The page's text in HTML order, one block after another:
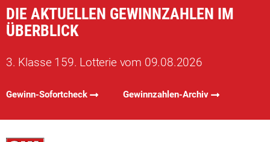
DIE AKTUELLEN GEWINNZAHLEN IM
ÜBERBLICK
3. Klasse 159. Lotterie vom 09.08.2026
Gewinn-Sofortcheck Gewinnzahlen-Archiv